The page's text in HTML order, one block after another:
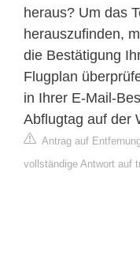
heraus? Um das
herauszufinden,
die Bestätigung
Flugplan
in Ihrer E-Mail-
Abflugtag auf der
Antrag auf
vollständige Antwort auf